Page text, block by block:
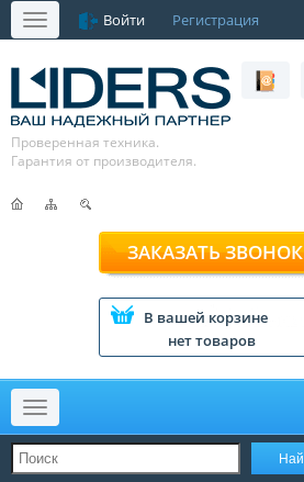
Меню Войти Регистрация
Проверенная техника.
Гарантия от производителя.
ЗАКАЗАТЬ ЗВОНОК
В вашей корзине
нет товаров
Меню